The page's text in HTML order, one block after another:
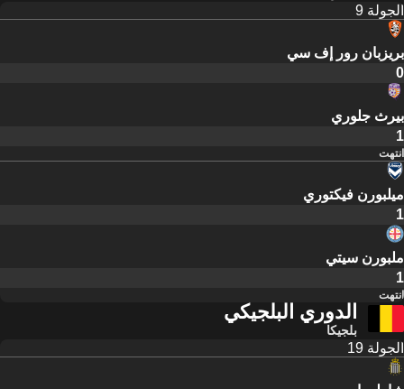
الجولة 9
بريزبان رور إف سي
0
بيرث جلوري
1
انتهت
ميلبورن فيكتوري
1
ملبورن سيتي
1
انتهت
الدوري البلجيكي
بلجيكا
الجولة 19